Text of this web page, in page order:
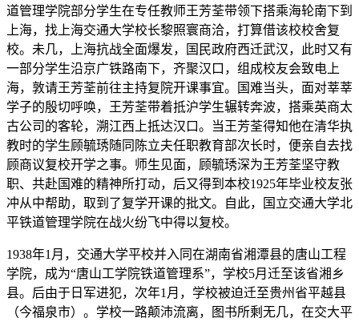
道管理学院部分学生在专任教师王芳荃带领下搭乘海轮南下到
上海，找上海交通大学校长黎照寰商洽，打算借该校校舍复
校。未几，上海抗战全面爆发，国民政府西迁武汉，此时又有
一部分学生沿京广铁路南下，齐聚汉口，组成校友会致电上
海，敦请王芳荃前往主持复院开课事宜。国难当头，面对莘莘
学子的殷切呼唤，王芳荃带着抵沪学生辗转奔波，搭乘英商太
古公司的客轮，溯江西上抵达汉口。当王芳荃得知他在清华执
教时的学生顾毓琇随同陈立夫任职教育部次长时，便亲自去找
顾商议复校开学之事。师生见面，顾毓琇深为王芳荃坚守教
职、共赴国难的精神所打动，后又得到本校1925年毕业校友张
冲从中帮助，取到了复学开课的批文。自此，国立交通大学北
平铁道管理学院在战火纷飞中得以复校。
1938年1月，交通大学平校并入同在湖南省湘潭县的唐山工程
学院，成为“唐山工学院铁道管理系”，学校5月迁至该省湘乡
县。后由于日军进犯，次年1月，学校被迫迁至贵州省平越县
（今福泉市）。学校一路颠沛流离，图书所剩无几，在交大平